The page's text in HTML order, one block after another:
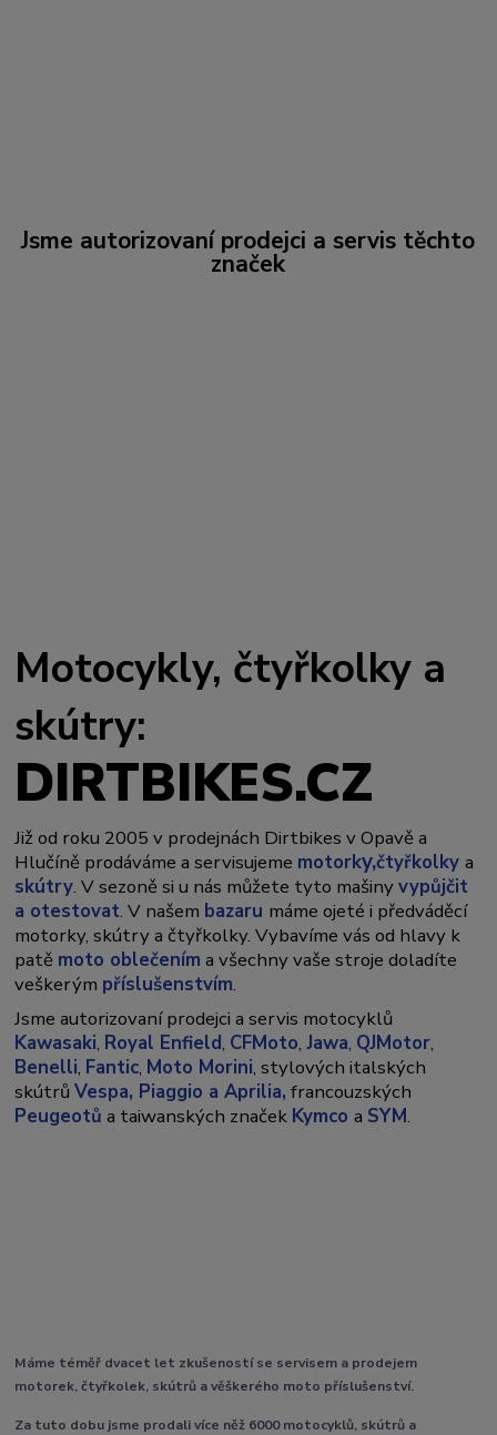
Jsme autorizovaní prodejci a servis těchto
značek
Motocykly, čtyřkolky a
skútry:
DIRTBIKES.CZ
Již od roku 2005 v prodejnách Dirtbikes v Opavě a
Hlučíně prodáváme a servisujeme motorky,čtyřkolkya
skútry. V sezoně si u nás můžete tyto mašinyvypůjčit
a otestovat. V našem bazaru máme ojeté i předváděcí
motorky, skútry a čtyřkolky. Vybavíme vás od hlavy k
patě moto oblečením a všechny vaše stroje doladíte
veškerým příslušenstvím.
Jsme autorizovaní prodejci a servis motocyklů
Kawasaki, Royal Enfield, CFMoto,Jawa, QJMotor,
Benelli, Fantic, Moto Morini, stylových italských
skútrůVespa, Piaggio a Aprilia, francouzských
Peugeotů a taiwanských značek Kymcoa SYM.
Máme téměř dvacet let zkušeností se servisem a prodejem
motorek, čtyřkolek, skútrů a věškerého moto příslušenství.
Za tuto dobu jsme prodali více něž 6000 motocyklů, skútrů a